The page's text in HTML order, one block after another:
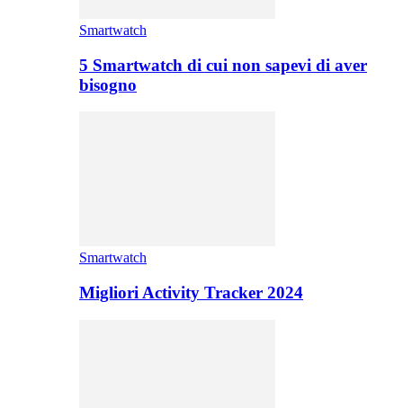
Smartwatch
5 Smartwatch di cui non sapevi di aver
bisogno
Smartwatch
Migliori Activity Tracker 2024